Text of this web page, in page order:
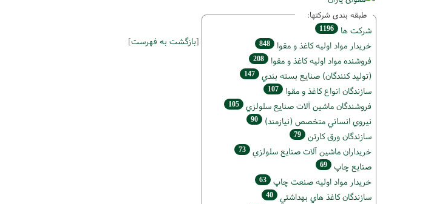
[بازگشت به فهرست]
طبقه بندی شرکتها:
شركت ها 1196
خريدار مواد اوليه كاغذ و مقوا 848
فروشنده مواد اوليه كاغذ و مقوا 208
(تولید كنندگان) صنايع بسته بندي 147
سازندگان انواع کاغذ و مقوا 107
فروشندگان ماشين آلات صنايع سلولزي 105
نيروي انساني متخصص (نیازمند) 90
سازندگان ورق كارتن 79
خریداران ماشين آلات صنايع سلولزي 73
صنايع چاپ 69
خريدار مواد اوليه صنعت چاپ 63
سازندگان كاغذ هاي بهداشتي 40